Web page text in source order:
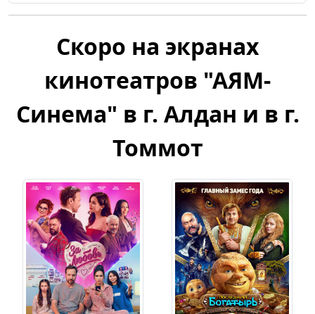
Скоро на экранах
кинотеатров "АЯМ-
Синема" в г. Алдан и в г.
Томмот